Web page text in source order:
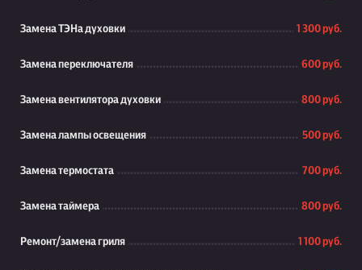
Замена ТЭНа духовки 1 300 руб.
Замена переключателя 600 руб.
Замена вентилятора духовки 800 руб.
Замена лампы освещения 500 руб.
Замена термостата 700 руб.
Замена таймера 800 руб.
Ремонт/замена гриля 1 100 руб.